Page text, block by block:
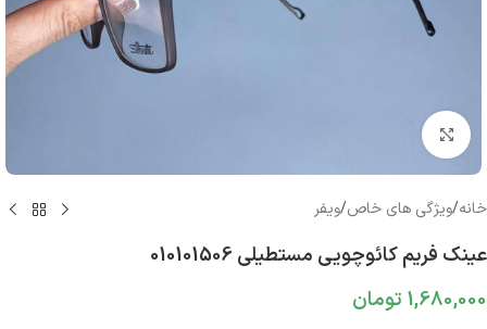
بزرگنمایی تصویر
خانه/ویژگی های خاص/ویفر
عینک فریم کائوچویی مستطیلی 010101506
1,680,000 تومان